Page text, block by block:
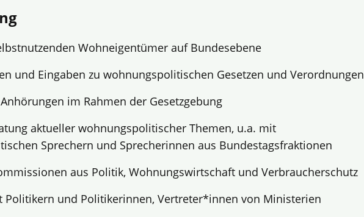
Wohneigentümer auf Bundesebene
und Eingaben zu wohnungspolitischen Gesetzen und Verordnungen
im Rahmen der Gesetzgebung
aktueller wohnungspolitischer Themen, u.a. mit
Sprechern und Sprecherinnen aus Bundestagsfraktionen
aus Politik, Wohnungswirtschaft und Verbraucherschutz
Politikern und Politikerinnen, Vertreter*innen von Ministerien